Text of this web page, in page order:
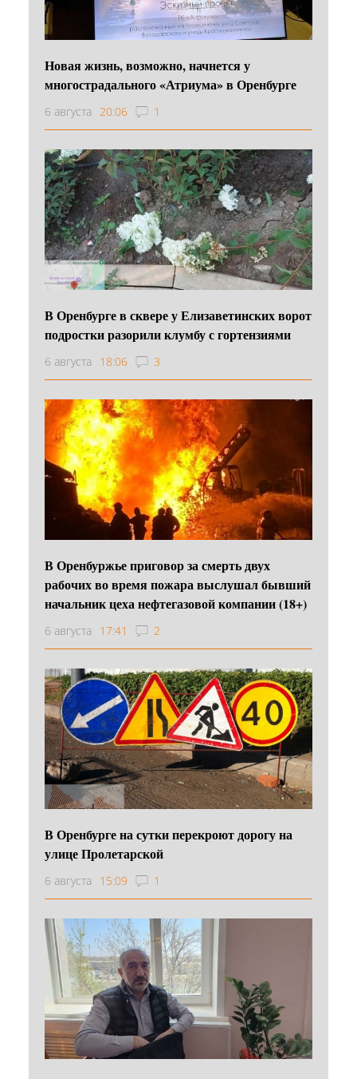
Новая жизнь, возможно, начнется у
многострадального «Атриума» в Оренбурге
6 августа 20:06 1
В Оренбурге в сквере у Елизаветинских ворот
подростки разорили клумбу с гортензиями
6 августа 18:06 3
В Оренбуржье приговор за смерть двух
рабочих во время пожара выслушал бывший
начальник цеха нефтегазовой компании (18+)
6 августа 17:41 2
В Оренбурге на сутки перекроют дорогу на
улице Пролетарской
6 августа 15:09 1